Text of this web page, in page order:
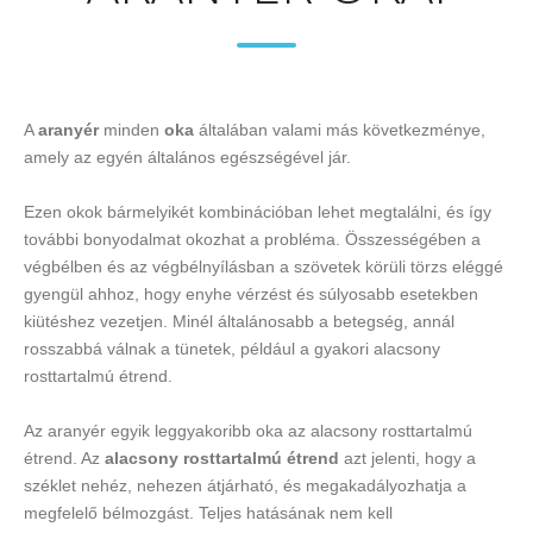
Aaranyérminden oka általában valami más következménye,
amely az egyén általános egészségével jár.
Ezen okok bármelyikét kombinációban lehet megtalálni, és így
további bonyodalmat okozhat a probléma. Összességében a
végbélben és az végbélnyílásban a szövetek körüli törzs eléggé
gyengül ahhoz, hogy enyhe vérzést és súlyosabb esetekben
kiütéshez vezetjen. Minél általánosabb a betegség, annál
rosszabbá válnak a tünetek, például a gyakori alacsony
rosttartalmú étrend.
Az aranyér egyik leggyakoribb oka az alacsony rosttartalmú
étrend. Az alacsony rosttartalmú étrend azt jelenti, hogy a
széklet nehéz, nehezen átjárható, és megakadályozhatja a
megfelelő bélmozgást. Teljes hatásának nem kell